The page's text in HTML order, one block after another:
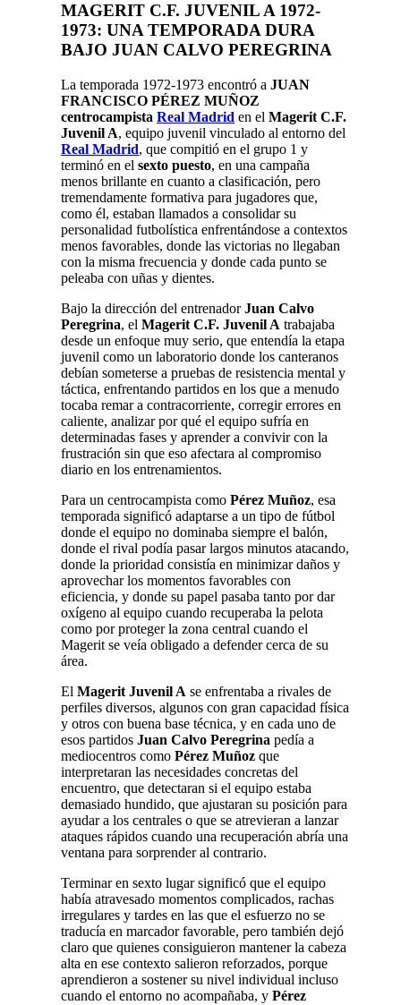
MAGERIT C.F. JUVENIL A 1972-
1973: UNA TEMPORADA DURA
BAJO JUAN CALVO PEREGRINA
La temporada 1972-1973 encontró a JUAN
FRANCISCO PÉREZ MUÑOZ
centrocampista Real Madrid en el Magerit C.F.
Juvenil A, equipo juvenil vinculado al entorno del
Real Madrid, que compitió en el grupo 1 y
terminó en el sexto puesto, en una campaña
menos brillante en cuanto a clasificación, pero
tremendamente formativa para jugadores que,
como él, estaban llamados a consolidar su
personalidad futbolística enfrentándose a contextos
menos favorables, donde las victorias no llegaban
con la misma frecuencia y donde cada punto se
peleaba con uñas y dientes.
Bajo la dirección del entrenadorJuan Calvo
Peregrina, el Magerit C.F. Juvenil A trabajaba
desde un enfoque muy serio, que entendía la etapa
juvenil como un laboratorio donde los canteranos
debían someterse a pruebas de resistencia mental y
táctica, enfrentando partidos en los que a menudo
tocaba remar a contracorriente, corregir errores en
caliente, analizar por qué el equipo sufría en
determinadas fases y aprender a convivir con la
frustración sin que eso afectara al compromiso
diario en los entrenamientos.
Para un centrocampista como Pérez Muñoz, esa
temporada significó adaptarse a un tipo de fútbol
donde el equipo no dominaba siempre el balón,
donde el rival podía pasar largos minutos atacando,
donde la prioridad consistía en minimizar daños y
aprovechar los momentos favorables con
eficiencia, y donde su papel pasaba tanto por dar
oxígeno al equipo cuando recuperaba la pelota
como por proteger la zona central cuando el
Magerit se veía obligado a defender cerca de su
área.
El Magerit Juvenil A se enfrentaba a rivales de
perfiles diversos, algunos con gran capacidad física
y otros con buena base técnica, y en cada uno de
esos partidos Juan Calvo Peregrina pedía a
mediocentros como Pérez Muñoz que
interpretaran las necesidades concretas del
encuentro, que detectaran si el equipo estaba
demasiado hundido, que ajustaran su posición para
ayudar a los centrales o que se atrevieran a lanzar
ataques rápidos cuando una recuperación abría una
ventana para sorprender al contrario.
Terminar en sexto lugar significó que el equipo
había atravesado momentos complicados, rachas
irregulares y tardes en las que el esfuerzo no se
traducía en marcador favorable, pero también dejó
claro que quienes consiguieron mantener la cabeza
alta en ese contexto salieron reforzados, porque
aprendieron a sostener su nivel individual incluso
cuando el entorno no acompañaba, y Pérez